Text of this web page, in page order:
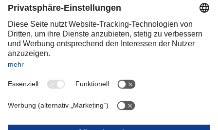
Romania
Slovakia
Spain
Sweden
Switzerland
OCEANIA